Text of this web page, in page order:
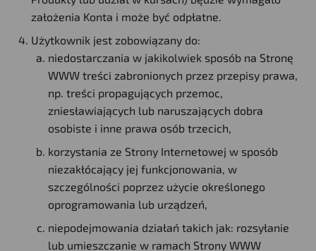
założenia Konta i może być odpłatne.
Użytkownik jest zobowiązany do:
niedostarczania w jakikolwiek sposób na Stronę
WWW treści zabronionych przez przepisy prawa,
np. treści propagujących przemoc,
zniesławiających lub naruszających dobra
osobiste i inne prawa osób trzecich,
korzystania ze Strony Internetowej w sposób
niezakłócający jej funkcjonowania, w
szczególności poprzez użycie określonego
oprogramowania lub urządzeń,
niepodejmowania działań takich jak: rozsyłanie
lub umieszczanie w ramach Strony WWW